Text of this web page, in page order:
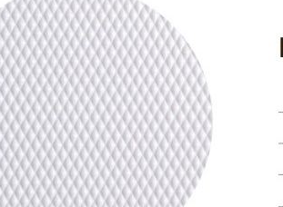
коврик STRONG предназначен для
поверхности ящиков и полок, а также для
предметов при хранении. Благодаря
коврик предотвращает
снижает уровень шума при
ящиков и помогает сохранить их
вид.
из безопасных материалов, которые
на кухне и в жилых помещениях.
высокой гибкостью и прочностью, легко
размеры и подходит для